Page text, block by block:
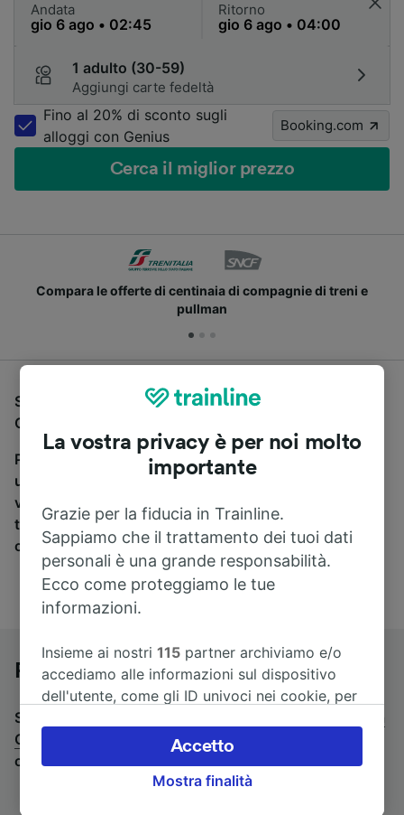
Andata Ritorno
1 adulto (30-59)
Aggiungi carte fedeltà
Fino al 20% di sconto sugli
alloggi con Genius
Booking.com
Cerca il miglior prezzo
Compara le offerte di centinaia di compagnie di treni e
pullman
Se stai cercando un pullman per viaggiare da Roma a
Ostuni, sei nel posto giusto.
Per trovare i biglietti dei pullman, è sufficiente avviare
una ricerca in alto, e compareremo i tempi e i costi del
viaggio in treno e in pullman. Con Trainline puoi
trovare i biglietti per viaggiare con oltre 170
compagnie ferroviarie e dei pullman.
Pullman da Roma a Ostuni
Stai cercando un viaggio di ritorno? Vai su
Ostuni a Roma
Se preferisci prendere il treno,
consulta la pagina
La vostra privacy è per noi molto
importante
Grazie per la fiducia in Trainline.
Sappiamo che il trattamento dei tuoi dati
personali è una grande responsabilità.
Ecco come proteggiamo le tue
informazioni.
Insieme ai nostri115 partner archiviamo e/o
accediamo alle informazioni sul dispositivo
dell'utente, come gli ID univoci nei cookie, per
accettare o gestire le proprie scelte facendo
clic di seguito, tra cui il proprio diritto di
opporsi sulla base di un interesse legittimo o
Mostra finalità
Accetto